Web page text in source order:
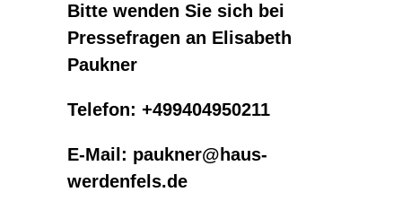
Bitte wenden Sie sich bei
Pressefragen an Elisabeth
Paukner
Telefon: +499404950211
E-Mail: paukner@haus-
werdenfels.de